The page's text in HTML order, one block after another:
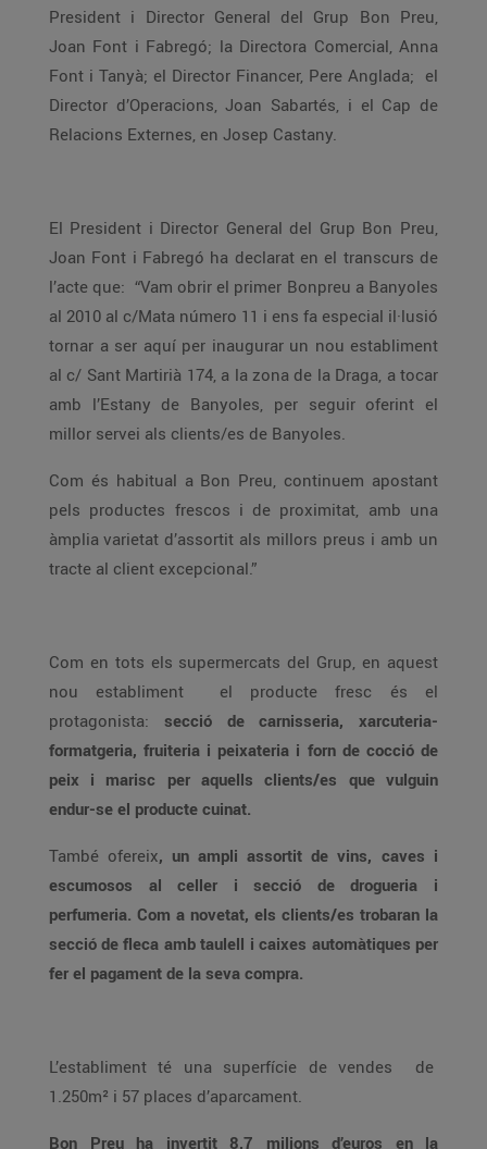
President i Director General del Grup Bon Preu,
Joan Font i Fabregó; la Directora Comercial, Anna
Font i Tanyà; el Director Financer, Pere Anglada; el
Director d’Operacions, Joan Sabartés, i el Cap de
Relacions Externes, en Josep Castany.
El President i Director General del Grup Bon Preu,
Joan Font i Fabregó ha declarat en el transcurs de
l’acte que: “Vam obrir el primer Bonpreu a Banyoles
al 2010 al c/Mata número 11 i ens fa especial il·lusió
tornar a ser aquí per inaugurar un nou establiment
al c/ Sant Martirià 174, a la zona de la Draga, a tocar
amb l’Estany de Banyoles, per seguir oferint el
millor servei als clients/es de Banyoles.
Com és habitual a Bon Preu, continuem apostant
pels productes frescos i de proximitat, amb una
àmplia varietat d’assortit als millors preus i amb un
tracte al client excepcional.”
Com en tots els supermercats del Grup, en aquest
nou establiment el producte fresc és el
protagonista: secció de carnisseria, xarcuteria-
formatgeria, fruiteria i peixateria i forn de cocció de
peix i marisc per aquells clients/es que vulguin
endur-se el producte cuinat.
També ofereix, un ampli assortit de vins, caves i
escumosos al celler i secció de drogueria i
perfumeria. Com a novetat, els clients/es trobaran la
secció de fleca amb taulell i caixes automàtiques per
fer el pagament de la seva compra.
L’establiment té una superfície de vendes de
1.250m² i 57 places d’aparcament.
Bon Preu ha invertit 8,7 milions d’euros en la